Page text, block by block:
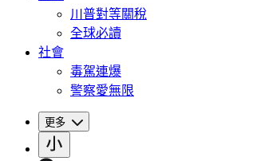
川普對等關稅
全球必讀
社會
毒駕連爆
警察愛無限
更多